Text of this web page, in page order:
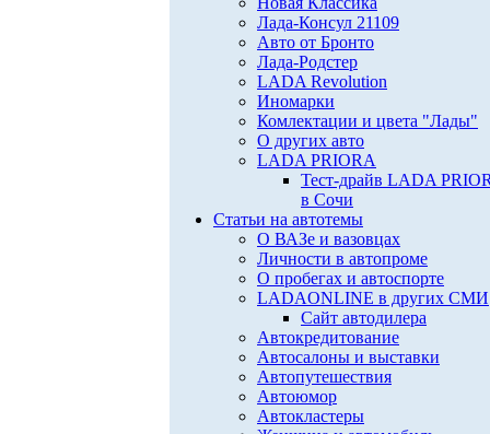
Лада-Консул 21109
Авто от Бронто
Лада-Родстер
LADA Revolution
Иномарки
Комлектации и цвета "Лады"
О других авто
LADA PRIORA
Тест-драйв LADA
в Сочи
Статьи на автотемы
О ВАЗе и вазовцах
Личности в автопроме
О пробегах и автоспорте
LADAONLINE в других СМИ
Сайт автодилера
Автокредитование
Автосалоны и выставки
Автопутешествия
Автоюмор
Автокластеры